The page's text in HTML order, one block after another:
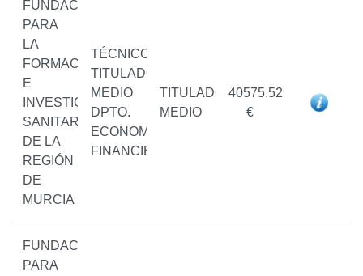
FUNDACIÓN
PARA
LA
FORMACIÓN
E
INVESTIGACIÓN
SANITARIAS
DE LA
REGIÓN
DE
MURCIA
TÉCNICO/A
TITULADO/A
MEDIO
DPTO.
ECONOMICO-
FINANCIERO
TITULADO/A
MEDIO
40575.52
€
FUNDACIÓN
PARA